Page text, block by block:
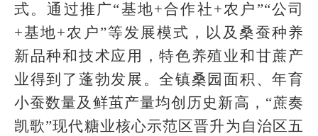
式。通过推广“基地+合作社+农户”“公司
+基地+农户”等发展模式，以及桑蚕种养
新品种和技术应用，特色养殖业和甘蔗产
业得到了蓬勃发展。全镇桑园面积、年育
小蚕数量及鲜茧产量均创历史新高，“蔗奏
凯歌”现代糖业核心示范区晋升为自治区五